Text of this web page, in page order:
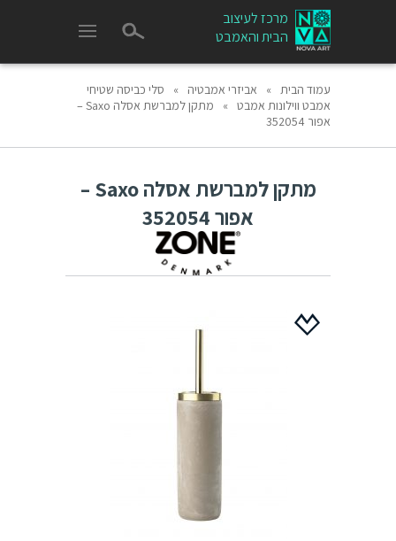
מרכז לעיצוב
הבית והאמבט
עמוד הבית » אביזרי אמבטיה »
סלי כביסה שטיחי
אמבט ווילונות אמבט »
מתקן למברשת אסלה Saxo –
אפור 352054
מתקן למברשת אסלה Saxo –
אפור 352054